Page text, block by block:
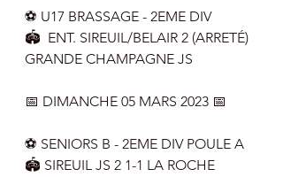
⚽️ U17 BRASSAGE - 2EME DIV
🏟  ENT. SIREUIL/BELAIR 2 (ARRETÉ)
GRANDE CHAMPAGNE JS
📅 DIMANCHE 05 MARS 2023 📅
⚽️ SENIORS B - 2EME DIV POULE A
🏟 SIREUIL JS 2 1-1 LA ROCHE